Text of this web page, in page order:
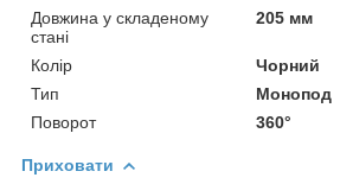
Довжина у складеному
стані
205 мм
Колір
Чорний
Тип
Монопод
Поворот
360°
Приховати